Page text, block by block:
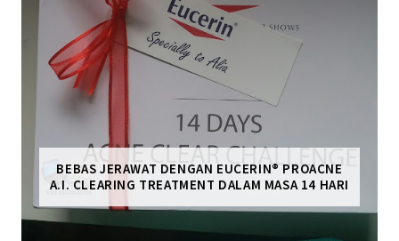
BEBAS JERAWAT DENGAN EUCERIN® PROACNE
A.I. CLEARING TREATMENT DALAM MASA 14 HARI